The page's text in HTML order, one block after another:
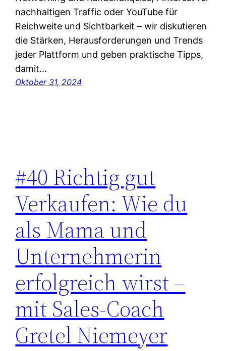
nachhaltigen Traffic oder YouTube für
Reichweite und Sichtbarkeit – wir diskutieren
die Stärken, Herausforderungen und Trends
jeder Plattform und geben praktische Tipps,
damit…
Oktober 31, 2024
#40 Richtig gut
Verkaufen: Wie du
als Mama und
Unternehmerin
erfolgreich wirst –
mit Sales-Coach
Gretel Niemeyer